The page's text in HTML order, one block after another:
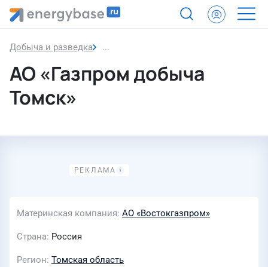
Добыча и разведка АО «Газпром добыча Томск»
АО «Газпром добыча
Томск»
Материнская компания АО «Востокгазпром»
Страна Россия
Регион Томская область